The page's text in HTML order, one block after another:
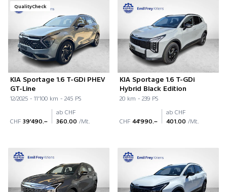
QualityCheck
KIA Sportage 1.6 T-GDi PHEV
GT-Line
12/2025 - 11'100 km - 245 PS
CHF 39'490.–
ab CHF
360.00 /Mt.
KIA Sportage 1.6 T-GDi
Hybrid Black Edition
20 km - 239 PS
CHF 44'990.–
ab CHF
401.00 /Mt.